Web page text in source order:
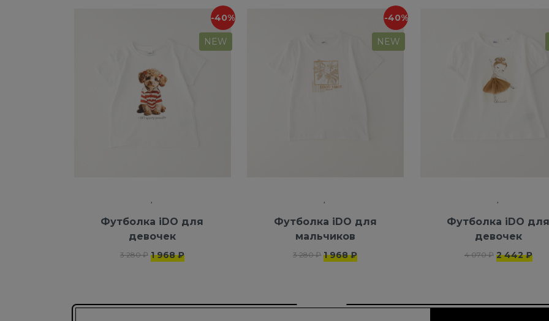
-40%
NEW
Футболка iDO для
девочек
3 280 ₽ 1 968 ₽
-40%
NEW
Футболка iDO для
мальчиков
3 280 ₽ 1 968 ₽
Футболка iDO
девочек
4 070 ₽ 2 442 ₽